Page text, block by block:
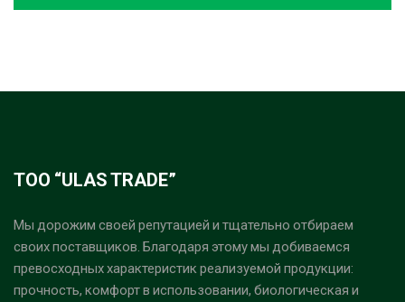
ТОО “ULAS TRADE”
Мы дорожим своей репутацией и тщательно отбираем
своих поставщиков. Благодаря этому мы добиваемся
превосходных характеристик реализуемой продукции:
прочность, комфорт в использовании, биологическая и